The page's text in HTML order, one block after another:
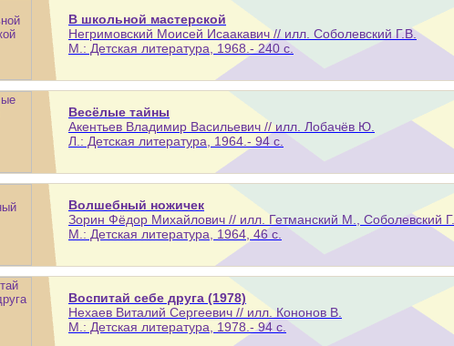
В школьной мастерской
Негримовский Моисей Исаакавич // илл. Соболевский Г.В.
М.: Детская литература, 1968.- 240 с.
Весёлые тайны
Акентьев Владимир Васильевич // илл. Лобачёв Ю.
Л.: Детская литература, 1964.- 94 с.
Волшебный ножичек
Зорин Фёдор Михайлович // илл. Гетманский М., Соболевский Г.
М.: Детская литература, 1964, 46 с.
Воспитай себе друга (1978)
Нехаев Виталий Сергеевич // илл. Кононов В.
М.: Детская литература, 1978.- 94 с.